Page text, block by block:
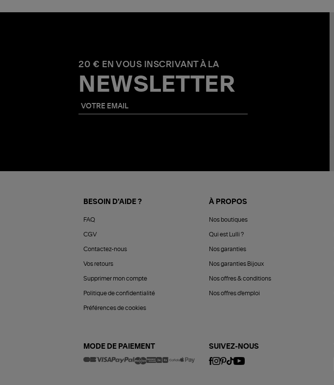
20 € EN VOUS INSCRIVANT À LA
NEWSLETTER
BESOIN D'AIDE ?
FAQ
CGV
Contactez-nous
Vos retours
Supprimer mon compte
Politique de confidentialité
Préférences de cookies
À PROPOS
Nos boutiques
Qui est Lulli ?
Nos garanties
Nos garanties Bijoux
Nos offres & conditions
Nos offres d'emploi
MODE DE PAIEMENT SUIVEZ-NOUS